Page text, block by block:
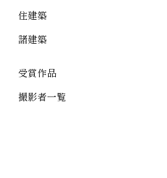
住建築
諸建築
受賞作品
撮影者一覧